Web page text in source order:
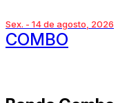
Sex. - 14 de agosto, 2026
COMBO